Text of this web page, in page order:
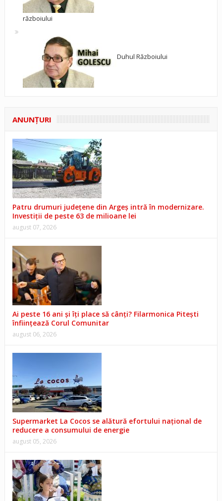
războiului
Duhul Războiului
ANUNŢURI
Patru drumuri județene din Argeș intră în modernizare.
Investiții de peste 63 de milioane lei
august 07, 2026
Ai peste 16 ani și îți place să cânți? Filarmonica Pitești
înființează Corul Comunitar
august 06, 2026
Supermarket La Cocos se alătură efortului național de
reducere a consumului de energie
august 05, 2026